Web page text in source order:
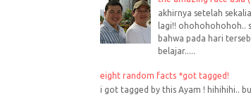
akhirnya setelah
lagi!! ohohohohohoh..
bahwa pada hari
belajar.....
eight random facts *got tagged!
i got tagged by this Ayam ! hihihihi..